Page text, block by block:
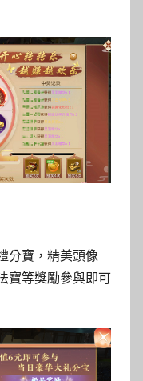
分寶，精美頭像
寶等獎勵參與即可